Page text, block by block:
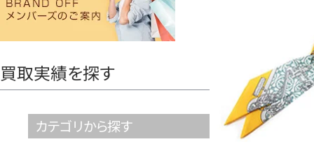
ヤ
買取実績を探す
カテゴリから探す